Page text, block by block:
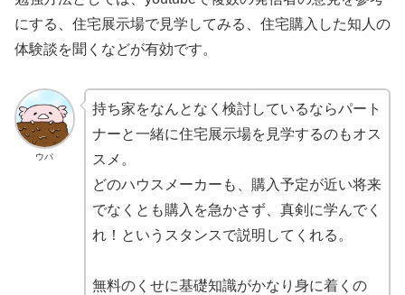
にする、住宅展示場で見学してみる、住宅購入した知人の
体験談を聞くなどが有効です。
ウパ
持ち家をなんとなく検討しているならパート
ナーと一緒に住宅展示場を見学するのもオス
スメ。
どのハウスメーカーも、購入予定が近い将来
でなくとも購入を急かさず、真剣に学んでく
れ！というスタンスで説明してくれる。
無料のくせに基礎知識がかなり身に着くの